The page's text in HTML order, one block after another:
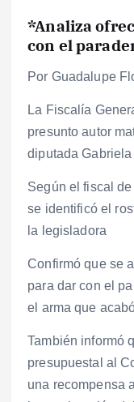
*Analiza
con el
Por Guadalupe
La Fiscalía
presunto autor
diputada
Según el fiscal
se identificó el
la legisladora
Confirmó que se
para dar con el
el arma que
También informó
presupuestal al
una recompensa